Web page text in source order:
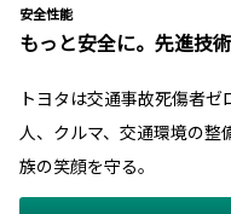
安全性能
もっと安全に。先進技
トヨタは交通事故死傷者ゼ
人、クルマ、交通環境の
族の笑顔を守る。